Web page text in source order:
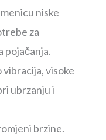
niske
za
pojačanja.
visoke
ubrzanju i
brzine.